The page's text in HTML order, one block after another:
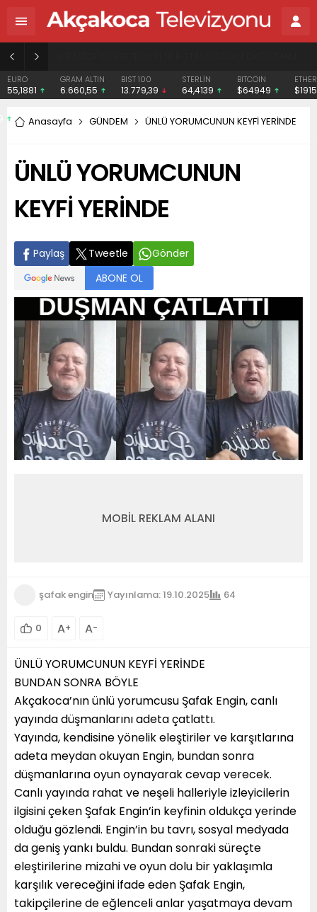
EURO
55,1881
GRAM ALTIN
6.660,55
BIST 100
13.779,39
STERLİN
64,4139
BITCOIN
$64949
Anasayfa GÜNDEM ÜNLÜ YORUMCUNUN KEYFİ YERİNDE
ÜNLÜ YORUMCUNUN
KEYFİ YERİNDE
Paylaş Tweetle
Gönder
ABONE OL
MOBİL REKLAM ALANI
şafak engin Yayınlama: 19.10.2025 64
0 A+ A-
ÜNLÜ YORUMCUNUN KEYFİ YERİNDE
BUNDAN SONRA BÖYLE
Akçakoca’nın ünlü yorumcusu Şafak Engin, canlı
yayında düşmanlarını adeta çatlattı.
Yayında, kendisine yönelik eleştiriler ve karşıtlarına
adeta meydan okuyan Engin, bundan sonra
düşmanlarına oyun oynayarak cevap verecek.
Canlı yayında rahat ve neşeli halleriyle izleyicilerin
ilgisini çeken Şafak Engin’in keyfinin oldukça yerinde
olduğu gözlendi. Engin’in bu tavrı, sosyal medyada
da geniş yankı buldu. Bundan sonraki süreçte
eleştirilerine mizahi ve oyun dolu bir yaklaşımla
karşılık vereceğini ifade eden Şafak Engin,
takipçilerine de eğlenceli anlar yaşatmaya devam